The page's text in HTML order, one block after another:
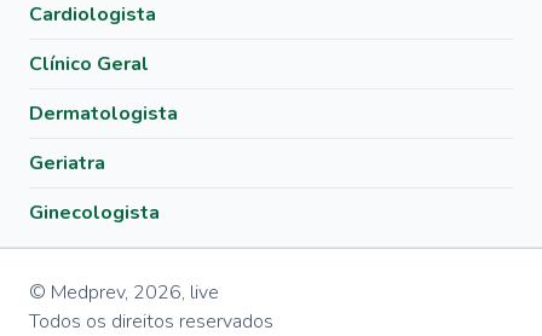
Cardiologista
Clínico Geral
Dermatologista
Geriatra
Ginecologista
© Medprev, 2026, live
Todos os direitos reservados